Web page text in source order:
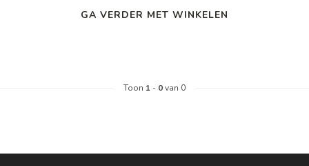
GA VERDER MET WINKELEN
Toon 1 - 0van 0